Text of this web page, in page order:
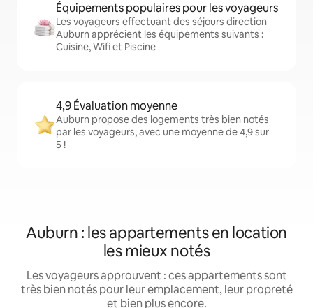
Équipements populaires pour les voyageurs
Les voyageurs effectuant des séjours direction
Auburn apprécient les équipements suivants :
Cuisine, Wifi et Piscine
4,9 Évaluation moyenne
Auburn propose des logements très bien notés
par les voyageurs, avec une moyenne de 4,9 sur
5 !
Auburn : les appartements en location
les mieux notés
Les voyageurs approuvent : ces appartements sont
très bien notés pour leur emplacement, leur propreté
et bien plus encore.